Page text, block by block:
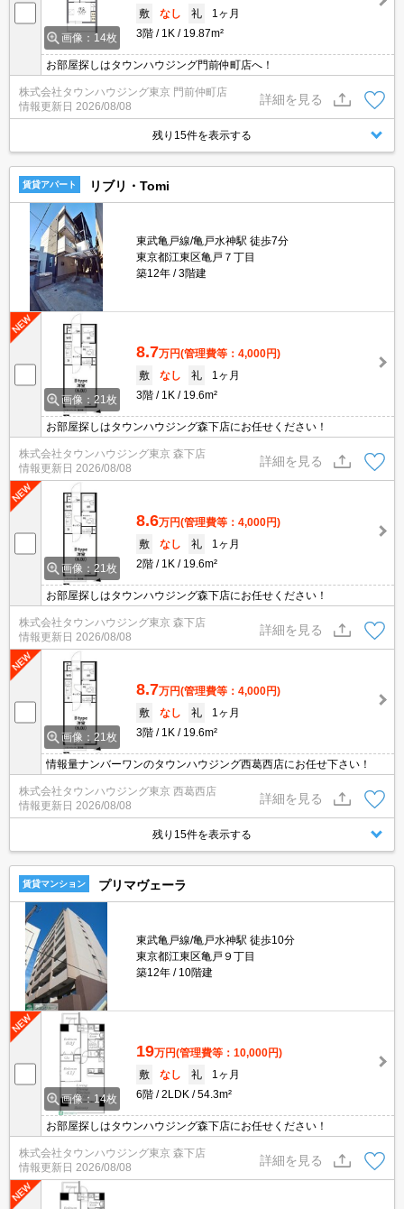
画像：14枚
敷
なし 礼
1ヶ月
3階
1K 19.87m²
お部屋探しはタウンハウジング門前仲町店へ！
株式会社タウンハウジング東京 門前仲町店
情報更新日 2026/08/08
詳細を見る
残り15件を表示する
賃貸アパート リブリ・Tomi
東武亀戸線/亀戸水神駅 徒歩7分
東京都江東区亀戸７丁目
築12年
3階建
画像：21枚
8.7万円(管理費等：4,000円)
敷
なし 礼
1ヶ月
3階
1K 19.6m²
お部屋探しはタウンハウジング森下店にお任せください！
株式会社タウンハウジング東京 森下店
情報更新日 2026/08/08
詳細を見る
画像：21枚
8.6万円(管理費等：4,000円)
敷
なし 礼
1ヶ月
2階
1K 19.6m²
お部屋探しはタウンハウジング森下店にお任せください！
株式会社タウンハウジング東京 森下店
情報更新日 2026/08/08
詳細を見る
画像：21枚
8.7万円(管理費等：4,000円)
敷
なし 礼
1ヶ月
3階
1K 19.6m²
情報量ナンバーワンのタウンハウジング西葛西店にお任せ下さい！
株式会社タウンハウジング東京 西葛西店
情報更新日 2026/08/08
詳細を見る
残り15件を表示する
賃貸マンション プリマヴェーラ
東武亀戸線/亀戸水神駅 徒歩10分
東京都江東区亀戸９丁目
築12年
10階建
画像：14枚
19万円(管理費等：10,000円)
敷
なし 礼
1ヶ月
6階
2LDK 54.3m²
お部屋探しはタウンハウジング森下店にお任せください！
株式会社タウンハウジング東京 森下店
情報更新日 2026/08/08
詳細を見る